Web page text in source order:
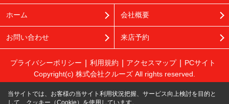
ホーム 会社概要
お問い合わせ 来店予約
プライバシーポリシー 利用規約 アクセスマップ
PCサイト
Copyright(c) 株式会社クルーズ All rights reserved.
当サイトでは、お客様の当サイト利用状況把握、サービス向上検討を目的と
して、クッキー（Cookie）を使用しています。